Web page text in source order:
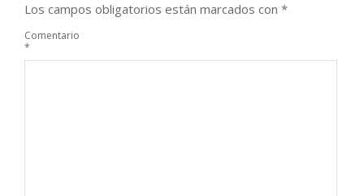
Los campos obligatorios están marcados con *
Comentario
*